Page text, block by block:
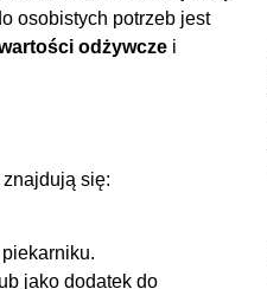
osobistych potrzeb jest
odżywcze i
się:
jako dodatek do